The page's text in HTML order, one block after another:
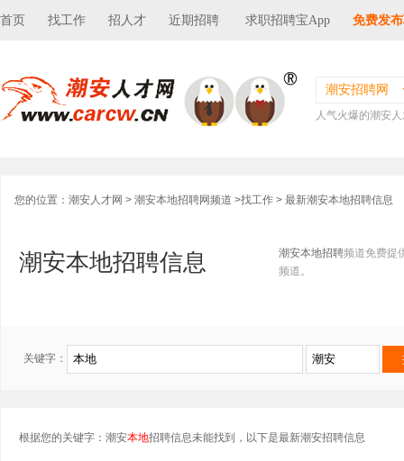
首页 找工作 招人才 近期招聘 求职招聘宝App 免费发
潮安招聘网
人气火爆的潮安
您的位置： 潮安人才网 > 潮安本地招聘网频道 >找工作 > 最新潮安本地招聘信息
潮安本地招聘信息 潮安本地招聘频道免费提
频道。
关键字：
根据您的关键字：潮安本地招聘信息未能找到，以下是最新潮安招聘信息